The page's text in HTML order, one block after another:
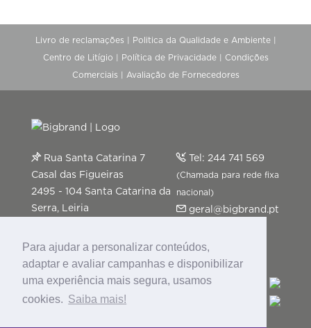
Para ajudar a personalizar conteúdos,
adaptar e avaliar campanhas e disponibilizar
uma experiência mais segura, usamos
cookies. Saiba mais!
Livro de reclamações | Politica da Qualidade e Ambiente|
Centro de Litígio | Política de Privacidade| Condições
Comerciais | Avaliação de Fornecedores
Rua Santa Catarina 7
Casal das Figueiras
2495 - 104 Santa Catarina da
Serra, Leiria
| 14h-18h
Tel: 244 741 569
(Chamada para rede fixa
nacional)
geral@bigbrand.pt